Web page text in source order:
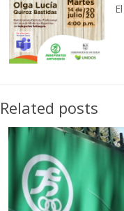
Related posts